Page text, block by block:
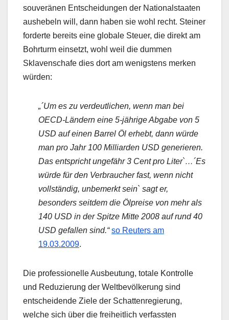
souveränen Entscheidungen der Nationalstaaten
aushebeln will, dann haben sie wohl recht. Steiner
forderte bereits eine globale Steuer, die direkt am
Bohrturm einsetzt, wohl weil die dummen
Sklavenschafe dies dort am wenigstens merken
würden:
„´Um es zu verdeutlichen, wenn man bei
OECD-Ländern eine 5-jährige Abgabe von 5
USD auf einen Barrel Öl erhebt, dann würde
man pro Jahr 100 Milliarden USD generieren.
Das entspricht ungefähr 3 Cent pro Liter`…´Es
würde für den Verbraucher fast, wenn nicht
vollständig, unbemerkt sein` sagt er,
besonders seitdem die Ölpreise von mehr als
140 USD in der Spitze Mitte 2008 auf rund 40
USD gefallen sind.“ so Reuters am
19.03.2009.
Die professionelle Ausbeutung, totale Kontrolle
und Reduzierung der Weltbevölkerung sind
entscheidende Ziele der Schattenregierung,
welche sich über die freiheitlich verfassten